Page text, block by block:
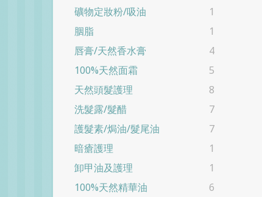
礦物定妝粉/吸油
1
胭脂
1
唇膏/天然香水膏
4
100%天然面霜
5
天然頭髮護理
8
洗髮露/髮醋
7
護髮素/焗油/髮尾油
7
暗瘡護理
1
卸甲油及護理
1
100%天然精華油
6